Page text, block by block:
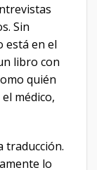
Sin
está en el
libro con
quién
médico,
traducción.
lo